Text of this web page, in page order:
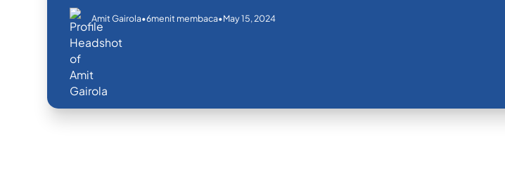
Amit Gairola•6menit membaca•May 15, 2024